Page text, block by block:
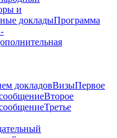
и
докладыПрограмма
докладовВизыПервое
Второе
Третье